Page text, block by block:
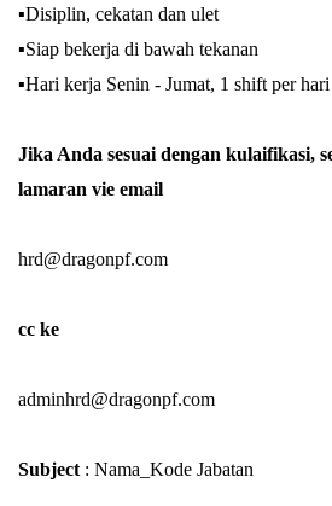
▪︎Disiplin, cekatan dan ulet
▪︎Siap bekerja di bawah tekanan
▪︎Hari kerja Senin - Jumat, 1 shift per hari
Jika Anda sesuai dengan kulaifikasi,
lamaran vie email
hrd@dragonpf.com
cc ke
adminhrd@dragonpf.com
Subject : Nama_Kode Jabatan